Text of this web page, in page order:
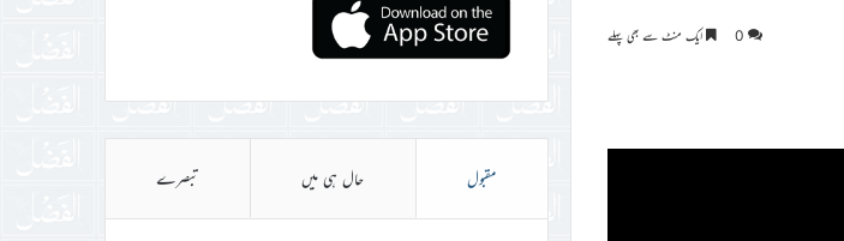
0 ایک منٹ سے بھی پہلے
مقبول حال ہی میں تبصرے